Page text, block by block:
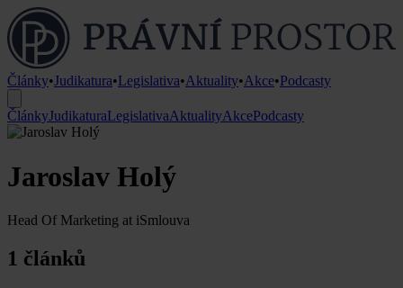
Články•Judikatura•Legislativa•Aktuality•Akce•Podcasty
ČlánkyJudikaturaLegislativaAktualityAkcePodcasty
Jaroslav Holý
Head Of Marketing at iSmlouva
1 článků